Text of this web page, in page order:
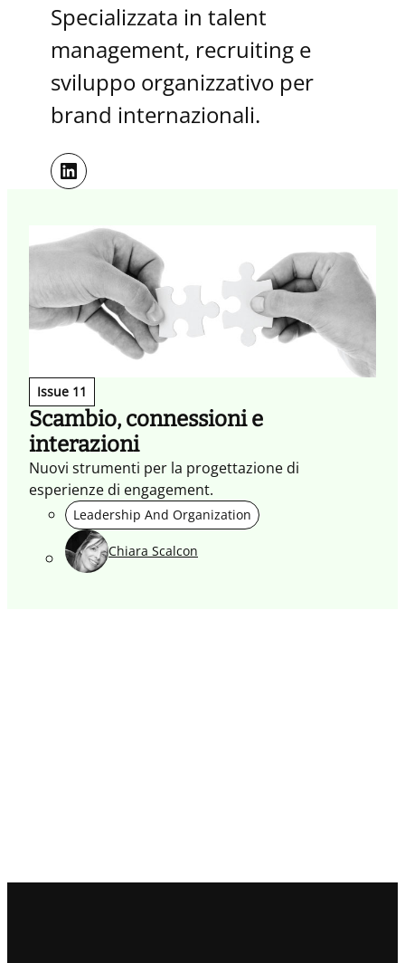
Specializzata in talent
management, recruiting e
sviluppo organizzativo per
brand internazionali.
LinkedIn
Issue 11
Scambio, connessioni e
interazioni
Nuovi strumenti per la progettazione di
esperienze di engagement.
Leadership And Organization
Chiara Scalcon